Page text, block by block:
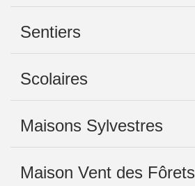
Sentiers
Scolaires
Maisons Sylvestres
Maison Vent des Fôrets